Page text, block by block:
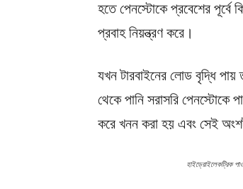
হতে পেনস্টোকে প্রবেশের পূর্বে
প্রবাহ নিয়ন্ত্রণ করে।
যখন টারবাইনের লোড বৃদ্ধি
থেকে পানি সরাসরি পেনস্টোকে
করে খনন করা হয় এবং সেই
হাইড্রোইলেকট্রিক